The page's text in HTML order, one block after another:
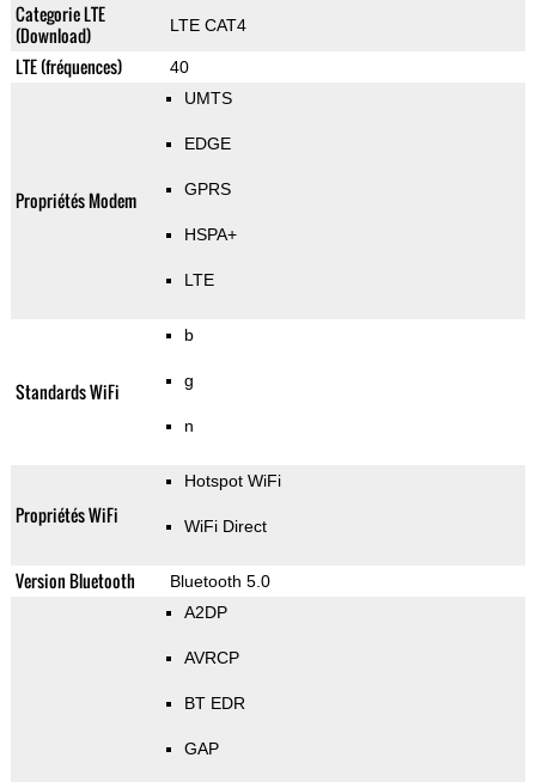
Categorie LTE
(Download)
LTE CAT4
LTE (fréquences) 40
Propriétés Modem
UMTS
EDGE
GPRS
HSPA+
LTE
Standards WiFi
b
g
n
Propriétés WiFi
Hotspot WiFi
WiFi Direct
Version Bluetooth
Bluetooth 5.0
A2DP
AVRCP
BT EDR
GAP